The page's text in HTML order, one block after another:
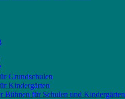
Grundschulen
Kindergärten
Bühnen für Schulen und Kindergärten